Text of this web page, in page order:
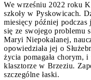
We wrześniu 2022 roku
szkoły w Pyskowicach.
miesięcy później
się ze swojego problemu
Maryi Niepokalanej,
opowiedziała jej o
życia pomagała chorym,
klasztorze w Brzeziu.
szczególne łaski.